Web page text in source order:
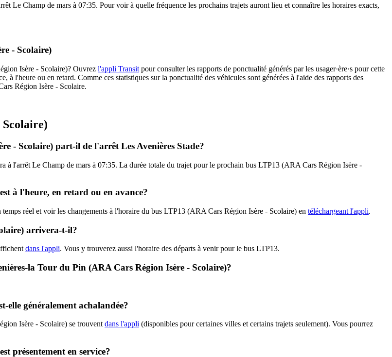
Le Champ de mars à 07:35. Pour voir à quelle fréquence les prochains trajets auront lieu et connaître les horaires exacts,
- Scolaire)
Isère - Scolaire)? Ouvrez l'appli Transit pour consulter les rapports de ponctualité générés par les usager·ère·s pour cette
l'heure ou en retard. Comme ces statistiques sur la ponctualité des véhicules sont générées à l'aide des rapports des
Région Isère - Scolaire.
- Scolaire) part-il de l'arrêt Les Avenières Stade?
à l'arrêt Le Champ de mars à 07:35. La durée totale du trajet pour le prochain bus LTP13 (ARA Cars Région Isère -
à l'heure, en retard ou en avance?
réel et voir les changements à l'horaire du bus LTP13 (ARA Cars Région Isère - Scolaire) en téléchargeant l'appli.
arrivera-t-il?
dans l'appli. Vous y trouverez aussi l'horaire des départs à venir pour le bus LTP13.
la Tour du Pin (ARA Cars Région Isère - Scolaire)?
elle généralement achalandée?
Isère - Scolaire) se trouvent dans l'appli (disponibles pour certaines villes et certains trajets seulement). Vous pourrez
présentement en service?